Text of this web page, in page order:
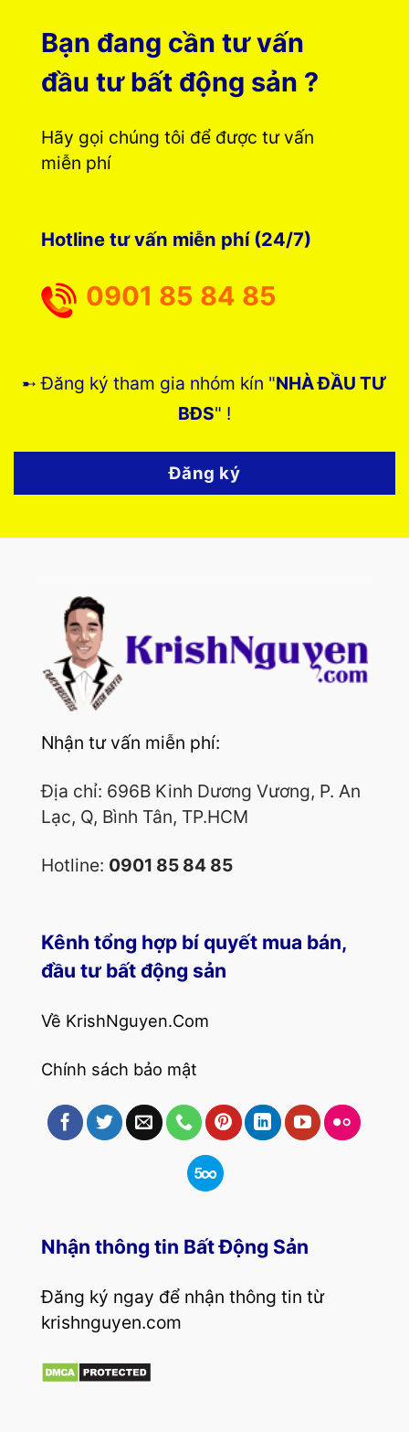
Bạn đang cần tư vấn
đầu tư bất động sản ?
Hãy gọi chúng tôi để được tư vấn
miễn phí
Hotline tư vấn miễn phí (24/7)
0901 85 84 85
➸ Đăng ký tham gia nhóm kín "NHÀ ĐẦU TƯ
BĐS" !
Đăng ký
Nhận tư vấn miễn phí:
Địa chỉ: 696B Kinh Dương Vương, P. An
Lạc, Q, Bình Tân, TP.HCM
Hotline: 0901 85 84 85
Kênh tổng hợp bí quyết mua bán,
đầu tư bất động sản
Về KrishNguyen.Com
Chính sách bảo mật
Nhận thông tin Bất Động Sản
Đăng ký ngay để nhận thông tin từ
krishnguyen.com